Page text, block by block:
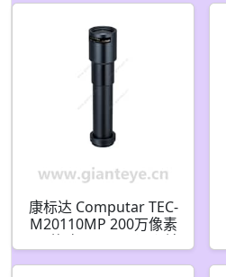
康标达 Computar TEC-
M20110MP 200万像素
2/3英寸 110mm 远心镜